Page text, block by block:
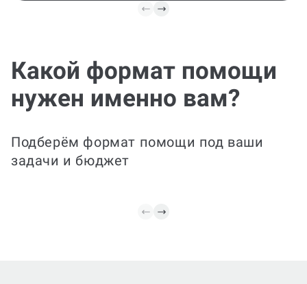
Какой формат помощи
нужен именно вам?
Подберём формат помощи под ваши
задачи и бюджет
содержания до
окончательного
оформления документа в
соответствии с
подготовим итоговый
дневник с выводами и
рекомендациями.